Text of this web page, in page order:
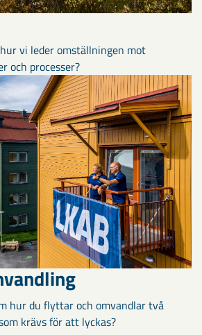
vi leder omställningen mot
och processer?
hur du flyttar och omvandlar två
krävs för att lyckas?